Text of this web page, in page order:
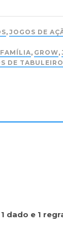
, JOGOS DE
, GROW,
DE TABULEIRO
dado e 1